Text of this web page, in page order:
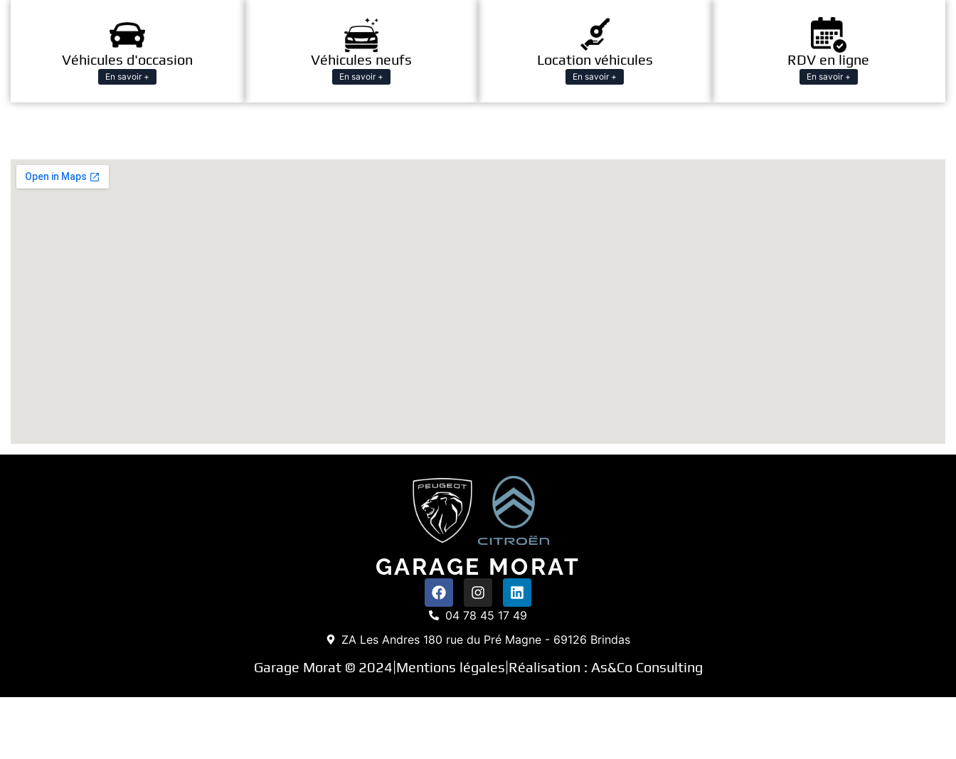
Véhicules d'occasion
En savoir +
Véhicules neufs
En savoir +
Location véhicules
En savoir +
RDV en ligne
En savoir +
GARAGE MORAT
04 78 45 17 49
ZA Les Andres 180 rue du Pré Magne - 69126 Brindas
Garage Morat © 2024 Mentions légales Réalisation : As&Co Consulting